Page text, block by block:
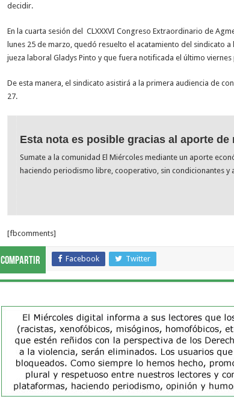
decidir.
En la cuarta sesión del CLXXXVI Congreso Extraordinario de
lunes 25 de marzo, quedó resuelto el acatamiento del sindicato
jueza laboral Gladys Pinto y que fuera notificada el último
De esta manera, el sindicato asistirá a la primera audiencia de
27.
Esta nota es posible gracias al aporte
Sumate a la comunidad El Miércoles mediante un aporte
haciendo periodismo libre, cooperativo, sin condicionantes y
[fbcomments]
Compartir Facebook Twitter